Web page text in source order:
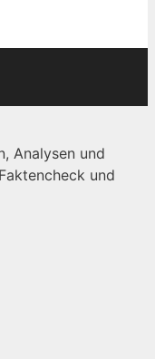
Analysen und
und